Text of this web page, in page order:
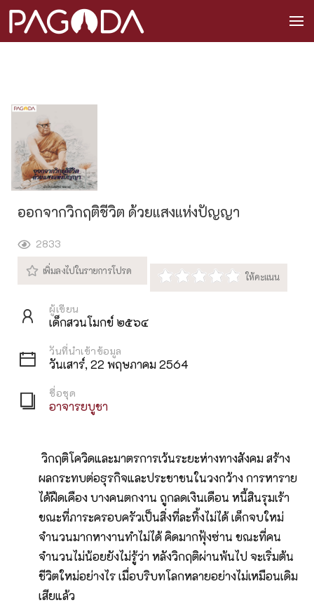
ออกจากวิกฤติชีวิต ด้วยแสงแห่งปัญญา
2833
ผู้เขียน
เด็กสวนโมกข์ ๒๕๖๔
วันที่นำเข้าข้อมูล
วันเสาร์, 22 พฤษภาคม 2564
ชื่อชุด
อาจารยบูชา
วิกฤติโควิดและมาตรการเว้นระยะห่างทางสังคม สร้าง
ผลกระทบต่อธุรกิจและประชาชนในวงกว้าง การหาราย
ได้ฝืดเคือง บางคนตกงาน ถูกลดเงินเดือน หนี้สินรุมเร้า
ขณะที่ภาระครอบครัวเป็นสิ่งที่ละทิ้งไม่ได้ เด็กจบใหม่
จำนวนมากหางานทำไม่ได้ คิดมากฟุ้งซ่าน ขณะที่คน
จำนวนไม่น้อยยังไม่รู้ว่า หลังวิกฤติผ่านพ้นไป จะเริ่มต้น
ชีวิตใหม่อย่างไร เมื่อบริบทโลกหลายอย่างไม่เหมือนเดิม
เสียแล้ว